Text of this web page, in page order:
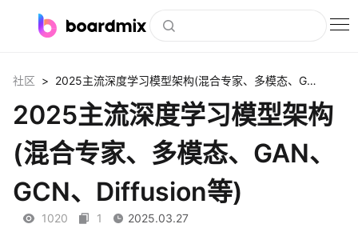
社区资源
会员
企业服务
社区 > 2025主流深度学习模型架构(混合专家、多模态、GAN、GCN、Diffusion等)
2025主流深度学习模型架构
(混合专家、多模态、GAN、
GCN、Diffusion等)
1020 1 2025.03.27